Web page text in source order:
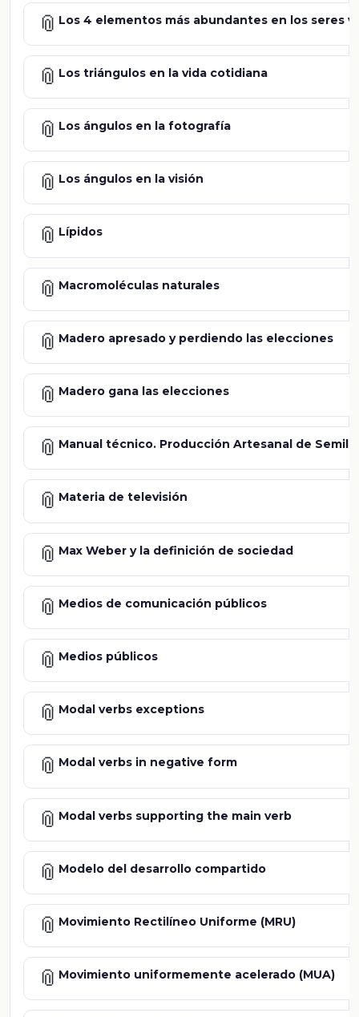
📎 Los 4 elementos más abundantes en los seres
📎 Los triángulos en la vida cotidiana
📎 Los ángulos en la fotografía
📎 Los ángulos en la visión
📎 Lípidos
📎 Macromoléculas naturales
📎 Madero apresado y perdiendo las elecciones
📎 Madero gana las elecciones
📎 Manual técnico. Producción Artesanal de
📎 Materia de televisión
📎 Max Weber y la definición de sociedad
📎 Medios de comunicación públicos
📎 Medios públicos
📎 Modal verbs exceptions
📎 Modal verbs in negative form
📎 Modal verbs supporting the main verb
📎 Modelo del desarrollo compartido
📎 Movimiento Rectilíneo Uniforme (MRU)
📎 Movimiento uniformemente acelerado (MUA)